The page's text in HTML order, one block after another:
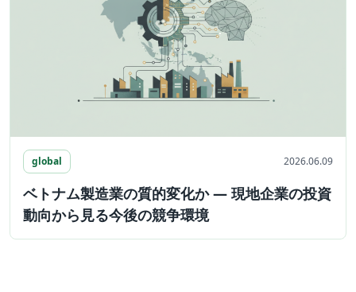
global 2026.06.09
ベトナム製造業の質的変化か ― 現地企業の投資
動向から見る今後の競争環境